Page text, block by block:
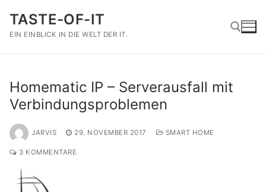
Inhalt
springen
TASTE-OF-IT
EIN EINBLICK IN DIE WELT DER IT.
Homematic IP – Serverausfall mit
Verbindungsproblemen
JARVIS 29. NOVEMBER 2017 SMART HOME
3 KOMMENTARE